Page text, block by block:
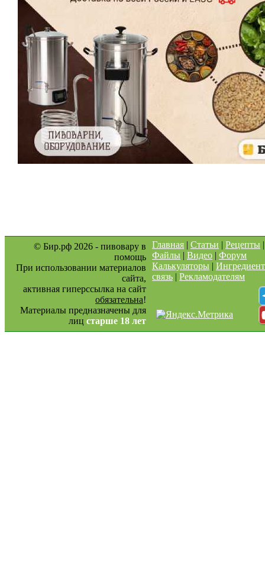
© Бир.рф 2026 - пивовару в
помощь
При использовании материалов
сайта,
активная гиперссылка на сайт
обязательна!
Материалы предназначены для
лиц старше 18 лет
Главная | Статьи | Рецепты
Файлы | Видео | Форум
Калькуляторы |
связь | Рекламодателям